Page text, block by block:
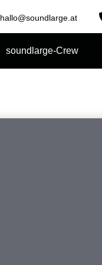
hallo@soundlarge.at
soundlarge-Crew